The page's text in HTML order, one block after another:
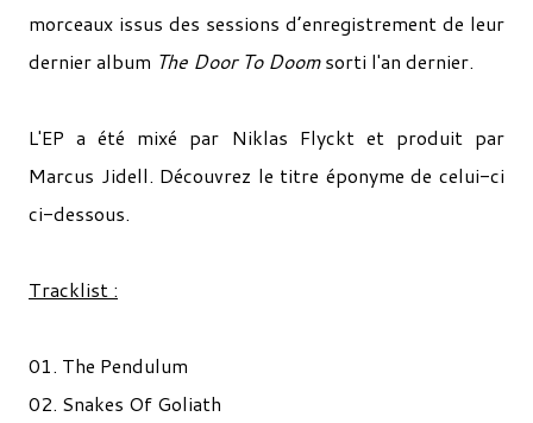
morceaux issus des sessions d’enregistrement de leur
dernier album The Door To Doomsorti l'an dernier.
L'EP a été mixé par Niklas Flyckt et produit par
Marcus Jidell. Découvrez le titre éponyme de celui-ci
ci-dessous.
Tracklist :
01. The Pendulum
02. Snakes Of Goliath